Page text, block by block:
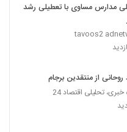
مدارس مساوی با تعطیلی رشد
tavoos2
روحانی از منتقدین برجام
خبری، تحلیلی اقتصاد 24